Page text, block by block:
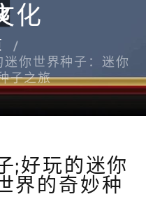
化
你世界种子：迷你
子之旅
;好玩的迷你
界的奇妙种